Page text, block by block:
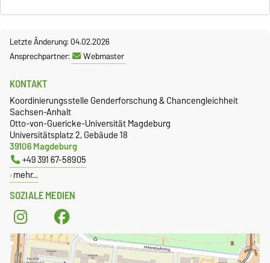
Letzte Änderung: 04.02.2026
Ansprechpartner:
Webmaster
SOZIALE MEDIEN
KONTAKT
Koordinierungsstelle Genderforschung & Chancengleichheit
Sachsen-Anhalt
Otto-von-Guericke-Universität Magdeburg
Universitätsplatz 2, Gebäude 18
39106 Magdeburg
+49 391 67-58905
mehr…